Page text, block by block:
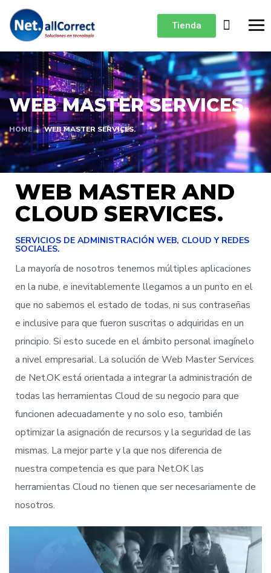
Tienda
WEB MASTER SERVICES.
HOME WEB MASTER SERVICES.
WEB MASTER AND
CLOUD SERVICES.
SERVICIOS DE ADMINISTRACIÓN WEB, CLOUD Y REDES
SOCIALES.
La mayoría de nosotros tenemos múltiples aplicaciones
en la nube, e inevitablemente llegamos a un punto en el
que no sabemos el estado de todas, ni sus contraseñas
e inclusive para que fueron suscritas o adquiridas en un
principio. Si esto sucede en el ámbito personal imagínelo
a nivel empresarial. La solución de Web Master Services
de Net.OK está orientada a integrar la administración de
todas las herramientas Cloud de su negocio para que
funcionen adecuadamente y no solo eso, también
optimizar la asignación de recursos y la seguridad de las
mismas. La mejor parte y la que nos diferencia de
nuestra competencia es que para Net.OK las
herramientas Cloud no tienen que ser necesariamente de
nosotros.